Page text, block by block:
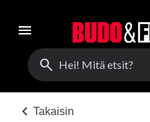
menu
search
chevron_left Takaisin